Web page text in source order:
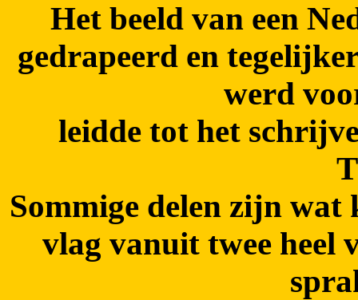
Het beeld van een
gedrapeerd en
werd
leidde tot het
Sommige delen zijn
vlag vanuit twee heel